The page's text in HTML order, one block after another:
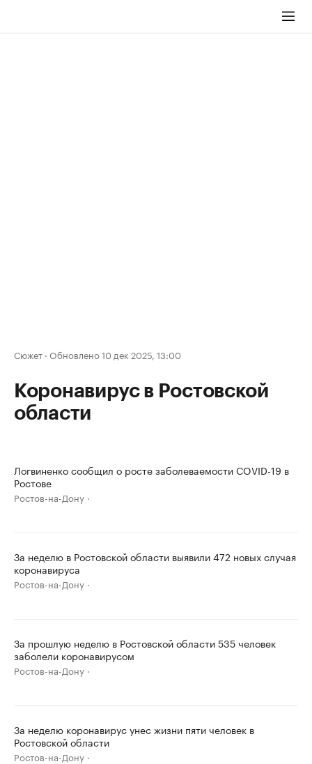
Сюжет · Обновлено 10 дек 2025, 13:00
Коронавирус в Ростовской
области
Логвиненко сообщил о росте заболеваемости COVID-19 в
Ростове
Ростов-на-Дону
За неделю в Ростовской области выявили 472 новых случая
коронавируса
Ростов-на-Дону
За прошлую неделю в Ростовской области 535 человек
заболели коронавирусом
Ростов-на-Дону
За неделю коронавирус унес жизни пяти человек в
Ростовской области
Ростов-на-Дону